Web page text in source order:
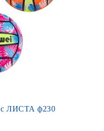
ЛИСТА ф230